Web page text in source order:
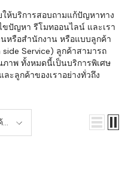
ห้บริการสอบถามแก้ปัญหาทาง
ขปัญหา รีโมทออนไลน์ และเรา
หรือสำนักงาน หรือแบบลูกค้า
Service) ลูกค้าสามารถ
าพ ทั้งหมดนี้เป็นบริการพิเศษ
ะลูกค้าของเราอย่างทั่วถึง
า